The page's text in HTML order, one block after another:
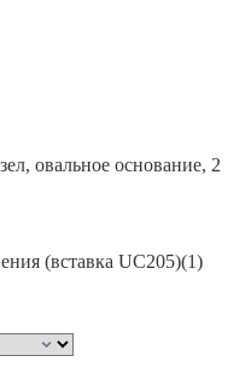
овальное основание, 2
(вставка UC205)(1)